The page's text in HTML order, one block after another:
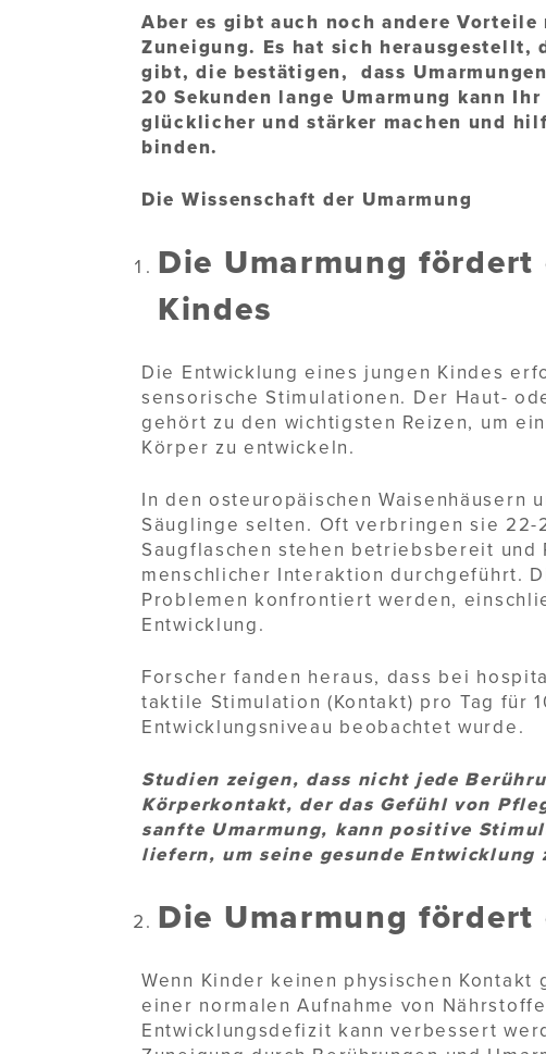
Aber es gibt auch noch andere Vorteile
Zuneigung. Es hat sich herausgestellt,
gibt, die bestätigen, dass
20 Sekunden lange Umarmung kann
glücklicher und stärker machen und
binden.
Die Wissenschaft der Umarmung
Die Umarmung
Kindes
Die Entwicklung eines jungen Kindes
sensorische Stimulationen. Der Haut-
gehört zu den wichtigsten Reizen, um
Körper zu entwickeln.
In den osteuropäischen Waisenhäusern
Säuglinge selten. Oft verbringen sie 22-
Saugflaschen stehen betriebsbereit und
menschlicher Interaktion durchgeführt.
Problemen konfrontiert werden,
Entwicklung.
Forscher fanden heraus, dass bei
taktile Stimulation (Kontakt) pro Tag für
Entwicklungsniveau beobachtet wurde.
Studien zeigen, dass nicht jede
Körperkontakt, der das Gefühl von
sanfte Umarmung, kann positive
liefern, um seine gesunde Entwicklung
Die Umarmung fördert
Wenn Kinder keinen physischen
einer normalen Aufnahme von
Entwicklungsdefizit kann verbessert